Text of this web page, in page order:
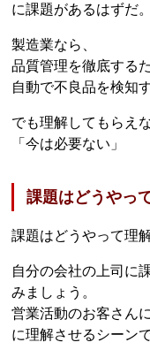
に課題があるはずだ。
製造業なら、
品質管理を徹底する
自動で不良品を検知
でも理解してもらえな
「今は必要ない」
課題はどうやっ
課題はどうやって理
自分の会社の上司に
みましょう。
営業活動のお客さん
に理解させるシーンで